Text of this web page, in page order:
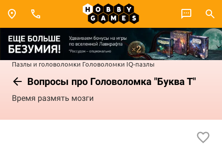
Пазлы и головоломки Головоломки IQ-пазлы
Вопросы про Головоломка "Буква Т"
Время размять мозги